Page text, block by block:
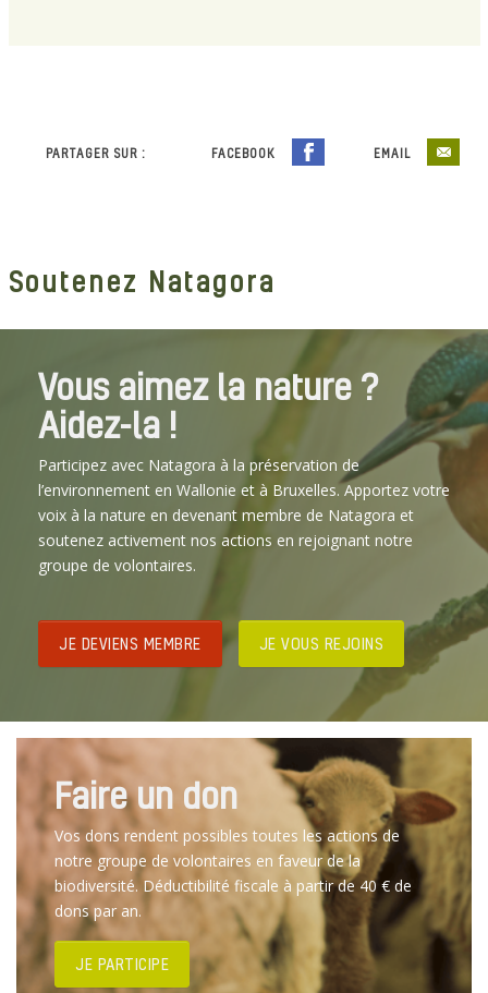
PARTAGER SUR : FACEBOOK EMAIL
Soutenez Natagora
Vous aimez la nature ?
Aidez-la !
Participez avec Natagora à la préservation de
l’environnement en Wallonie et à Bruxelles. Apportez votre
voix à la nature en devenant membre de Natagora et
soutenez activement nos actions en rejoignant notre
groupe de volontaires.
JE DEVIENS MEMBRE JE VOUS REJOINS
Faire un don
Vos dons rendent possibles toutes les actions de
notre groupe de volontaires en faveur de la
biodiversité. Déductibilité fiscale à partir de 40 € de
dons par an.
JE PARTICIPE